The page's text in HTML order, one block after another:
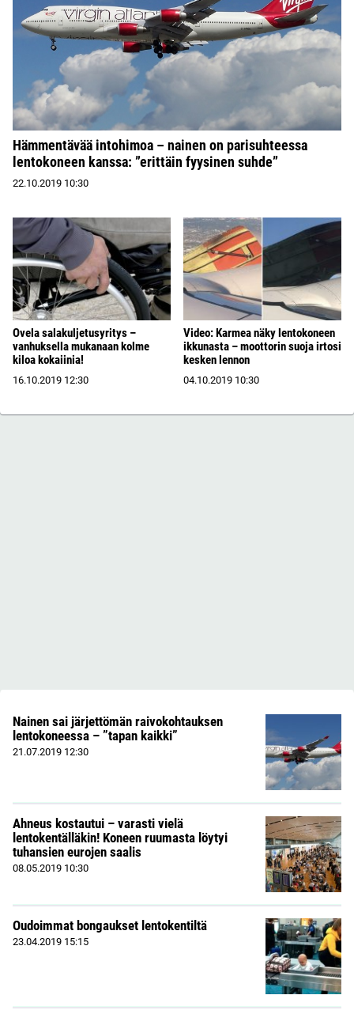
Hämmentävää intohimoa – nainen on parisuhteessa
lentokoneen kanssa: ”erittäin fyysinen suhde”
22.10.2019 10:30
Ovela salakuljetusyritys –
vanhuksella mukanaan kolme
kiloa kokaiinia!
16.10.2019 12:30
Video: Karmea näky lentokoneen
ikkunasta – moottorin suoja irtosi
kesken lennon
04.10.2019 10:30
Nainen sai järjettömän raivokohtauksen
lentokoneessa – ”tapan kaikki”
21.07.2019 12:30
Ahneus kostautui – varasti vielä
lentokentälläkin! Koneen ruumasta löytyi
tuhansien eurojen saalis
08.05.2019 10:30
Oudoimmat bongaukset lentokentiltä
23.04.2019 15:15